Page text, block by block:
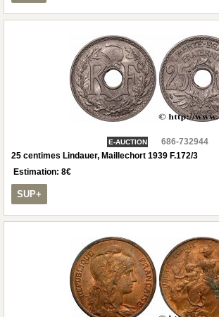
E-AUCTION
686-732944
25 centimes Lindauer, Maillechort 1939 F.172/3
Estimation: 8€
SUP+